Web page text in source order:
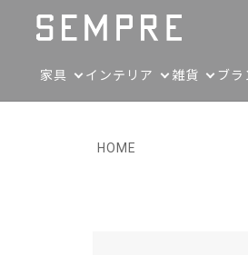
家具 インテリア 雑貨 ブラ
HOME